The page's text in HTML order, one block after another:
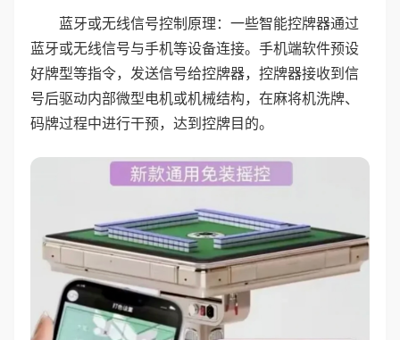
蓝牙或无线信号控制原理：一些智能控牌器通过
蓝牙或无线信号与手机等设备连接。手机端软件预设
好牌型等指令，发送信号给控牌器，控牌器接收到信
号后驱动内部微型电机或机械结构，在麻将机洗牌、
码牌过程中进行干预，达到控牌目的。